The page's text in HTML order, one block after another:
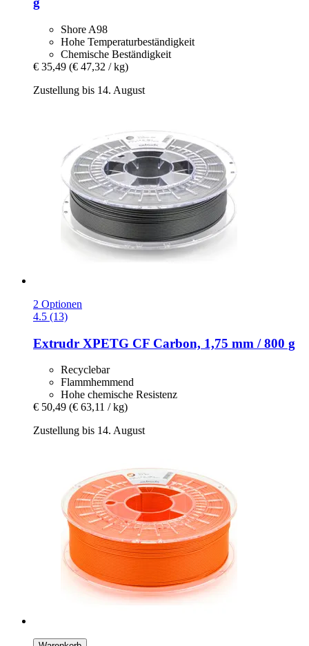
Shore A98
Hohe Temperaturbeständigkeit
Chemische Beständigkeit
€ 35,49 (€ 47,32 / kg)
Zustellung bis 14. August
2 Optionen
4.5 (13)
Extrudr XPETG CF Carbon, 1,75 mm / 800 g
Recyclebar
Flammhemmend
Hohe chemische Resistenz
€ 50,49 (€ 63,11 / kg)
Zustellung bis 14. August